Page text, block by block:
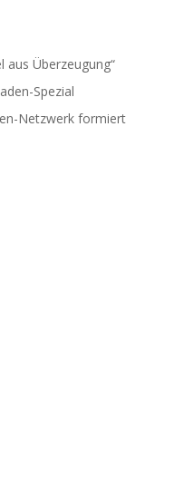
aus Überzeugung“
Spezial
Netzwerk formiert